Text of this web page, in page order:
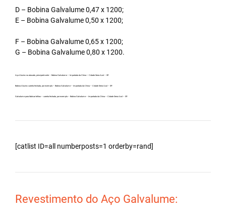
D – Bobina Galvalume 0,47 x 1200;
E – Bobina Galvalume 0,50 x 1200;
F – Bobina Galvalume 0,65 x 1200;
G – Bobina Galvalume 0,80 x 1200.
Aço Aluzinc no atacado, principalmente – Bobina Galvalume – Importada da China – Cidade Serra Azul – SP.
Bobina Aluzinc carreta fechada, por exemplo – Bobina Galvalume – Importada da China – Cidade Serra Azul – SP.
Galvalume para fabricar telhas – carreta fechada, por exemplo – Bobina Galvalume – Importada da China – Cidade Serra Azul – SP.
[catlist ID=all numberposts=1 orderby=rand]
Revestimento do Aço Galvalume: